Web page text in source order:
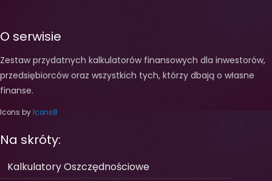
O serwisie
Zestaw przydatnych kalkulatorów finansowych dla inwestorów,
przedsiębiorców oraz wszystkich tych, którzy dbają o własne
finanse.
Icons by Icons8
Na skróty:
Kalkulatory Oszczędnościowe